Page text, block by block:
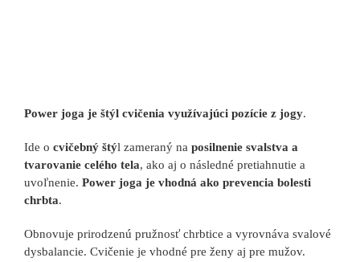
Power joga je štýl cvičenia využívajúci pozície z jogy.
Ide o cvičebný štýl zameraný na posilnenie svalstva a
tvarovanie celého tela, ako aj o následné pretiahnutie a
uvoľnenie. Power joga je vhodná ako prevencia bolesti
chrbta.
Obnovuje prirodzenú pružnosť chrbtice a vyrovnáva svalové
dysbalancie. Cvičenie je vhodné pre ženy aj pre mužov.